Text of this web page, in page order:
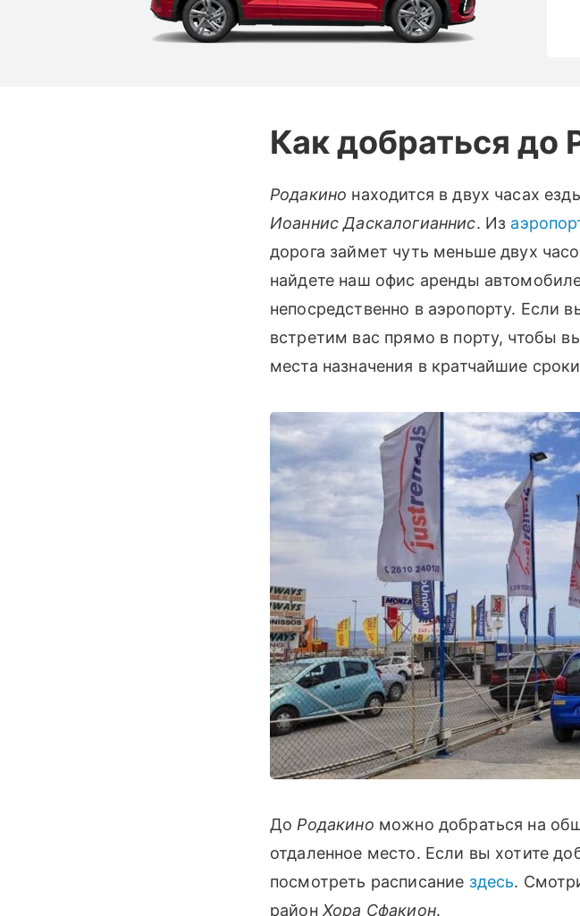
Как добраться до
Родакино находится в двух часах
Иоаннис Даскалогианнис. Из
дорога займет чуть меньше двух
найдете наш офис аренды
непосредственно в аэропорту. Если
встретим вас прямо в порту, чтобы
места назначения в кратчайшие
До Родакино можно добраться на
отдаленное место. Если вы хотите
посмотреть расписание здесь.
район Хора Сфакион.